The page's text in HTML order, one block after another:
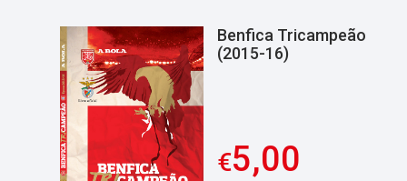
Benfica Tricampeão
(2015-16)
€5,00